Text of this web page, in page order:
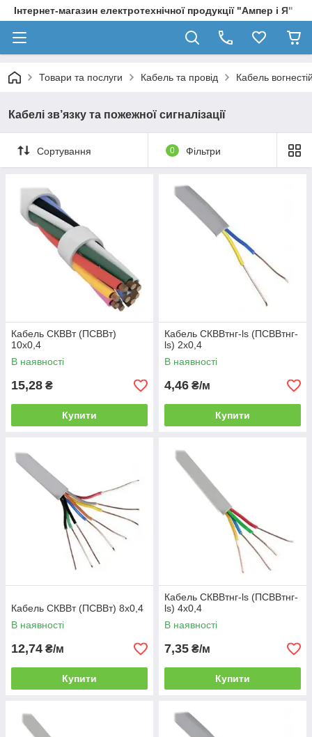
Інтернет-магазин електротехнічної продукції "Ампер і Я"
Товари та послуги Кабель та провід Кабель
Кабелі зв’язку та пожежної сигналізації
Сортування 0 Фільтри
Кабель СКВВт (ПСВВт)
10х0,4
В наявності
15,28 ₴
Купити
Кабель СКВВтнг-ls (ПСВВтнг-
ls) 2х0,4
В наявності
4,46 ₴/м
Купити
Кабель СКВВт (ПСВВт) 8х0,4
В наявності
12,74 ₴/м
Купити
Кабель СКВВтнг-ls (ПСВВтнг-
ls) 4х0,4
В наявності
7,35 ₴/м
Купити